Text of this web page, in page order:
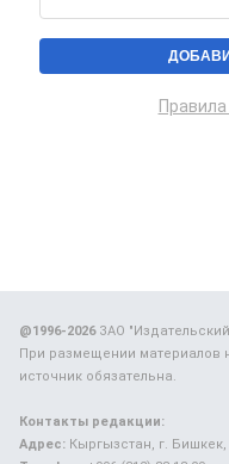
@1996-2026ЗАО
При размещении материалов
источник обязательна.
Контакты редакции:
Адрес: Кыргызстан, г.